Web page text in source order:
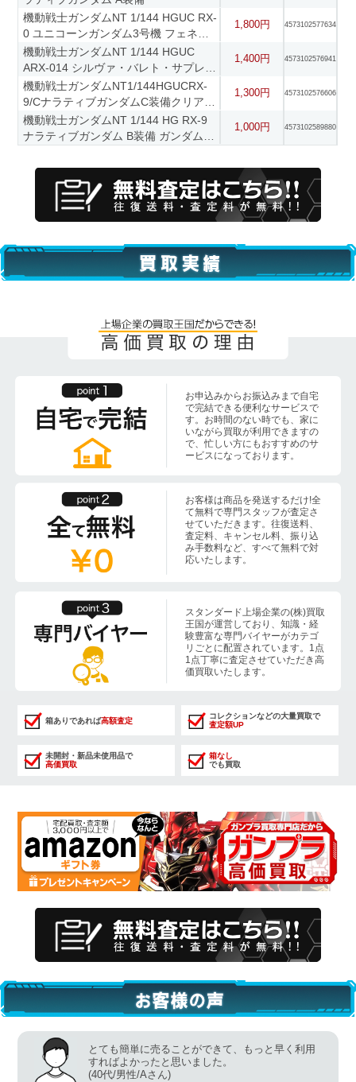
機動戦士ガンダムNT 1/144 HGUC RX-
0 ユニコーンガンダム3号機 フェネク
ス デストロイモード(ナラティブver.)
最終決戦仕様 ガンダムベース限定
1,800円 4573102577634
機動戦士ガンダムNT 1/144 HGUC
ARX-014 シルヴァ・バレト・サプレッ
サー
1,400円 4573102576941
機動戦士ガンダムNT1/144HGUCRX-
9/CナラティブガンダムC装備クリアカ
ラーver.イベント限定
1,300円 4573102576606
機動戦士ガンダムNT 1/144 HG RX-9
ナラティブガンダム B装備 ガンダムベ
1,000円 4573102589880
お申込みからお振込みまで自宅
で完結できる便利なサービスで
す。お時間のない時でも、家に
いながら買取が利用できますの
で、忙しい方にもおすすめのサ
ービスになっております。
お客様は商品を発送するだけ!全
て無料で専門スタッフが査定さ
せていただきます。往復送料、
査定料、キャンセル料、振り込
み手数料など、すべて無料で対
応いたします。
スタンダード上場企業の(株)買取
王国が運営しており、知識・経
験豊富な専門バイヤーがカテゴ
リごとに配置されています。1点
1点丁寧に査定させていただき高
価買取いたします。
箱ありであれば高額査定
コレクションなどの大量買取で
査定額UP
未開封・新品未使用品で
高価買取
箱なし
でも買取
とても簡単に売ることができて、もっと早く利用
すればよかったと思いました。
(40代/男性/Aさん)